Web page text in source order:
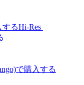
Hi-Res